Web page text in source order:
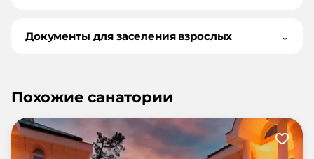
Документы для заселения взрослых ⌄
Похожие санатории